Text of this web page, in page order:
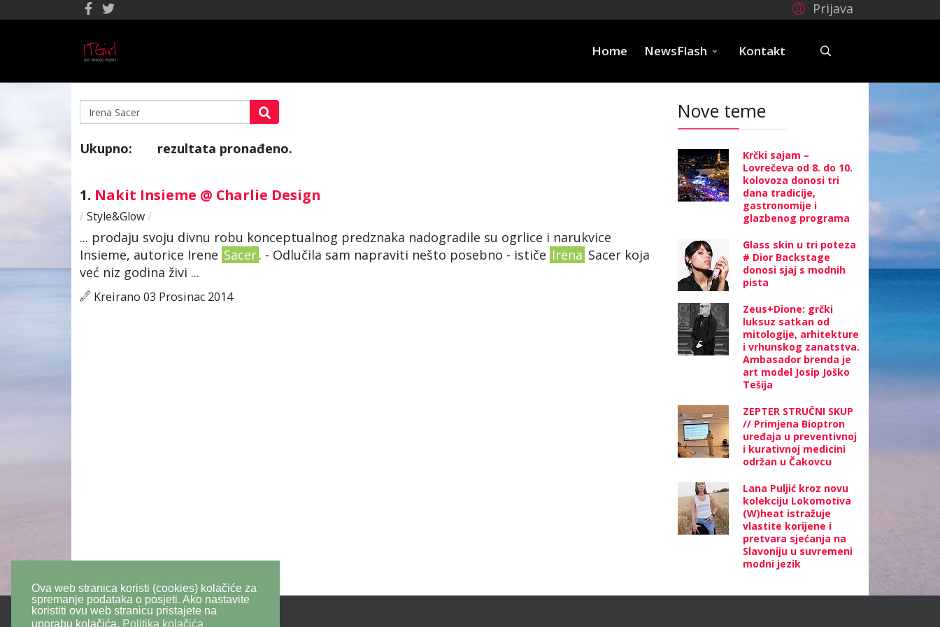
Ova web stranica koristi (cookies) kolačiće za
spremanje podataka o posjeti. Ako nastavite
koristiti ovu web stranicu pristajete na
uporabu kolačića. Politika kolačića
Prijava
Home NewsFlash Kontakt
Ukupno: rezultata pronađeno.
1. Nakit Insieme @ Charlie Design
/ Style&Glow/
... prodaju svoju divnu robu konceptualnog predznaka nadogradile su ogrlice i narukvice
Insieme, autorice Irene Sacer. - Odlučila sam napraviti nešto posebno - ističe Irena Sacer koja
već niz godina živi ...
Kreirano 03 Prosinac 2014
Nove teme
Krčki sajam –
Lovrečeva od 8. do 10.
kolovoza donosi tri
dana tradicije,
gastronomije i
glazbenog programa
Glass skin u tri poteza
# Dior Backstage
donosi sjaj s modnih
pista
Zeus+Dione: grčki
luksuz satkan od
mitologije, arhitekture
i vrhunskog zanatstva.
Ambasador brenda je
art model Josip Joško
Tešija
ZEPTER STRUČNI SKUP
// Primjena Bioptron
uređaja u preventivnoj
i kurativnoj medicini
održan u Čakovcu
Lana Puljić kroz novu
kolekciju Lokomotiva
(W)heat istražuje
vlastite korijene i
pretvara sjećanja na
Slavoniju u suvremeni
modni jezik